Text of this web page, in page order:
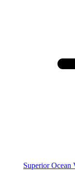
Superior Ocean